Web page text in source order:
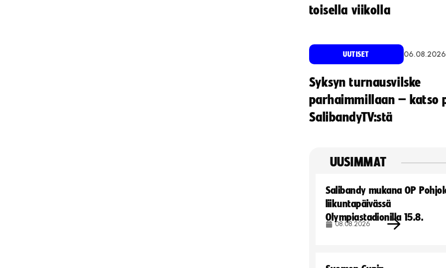
toisella viikolla
UUTISET 06.08.2026
Syksyn turnausvilske
parhaimmillaan – katso
SalibandyTV:stä
UUSIMMAT
Salibandy mukana OP
liikuntapäivässä
Olympiastadionilla 15.8.
08.08.2026